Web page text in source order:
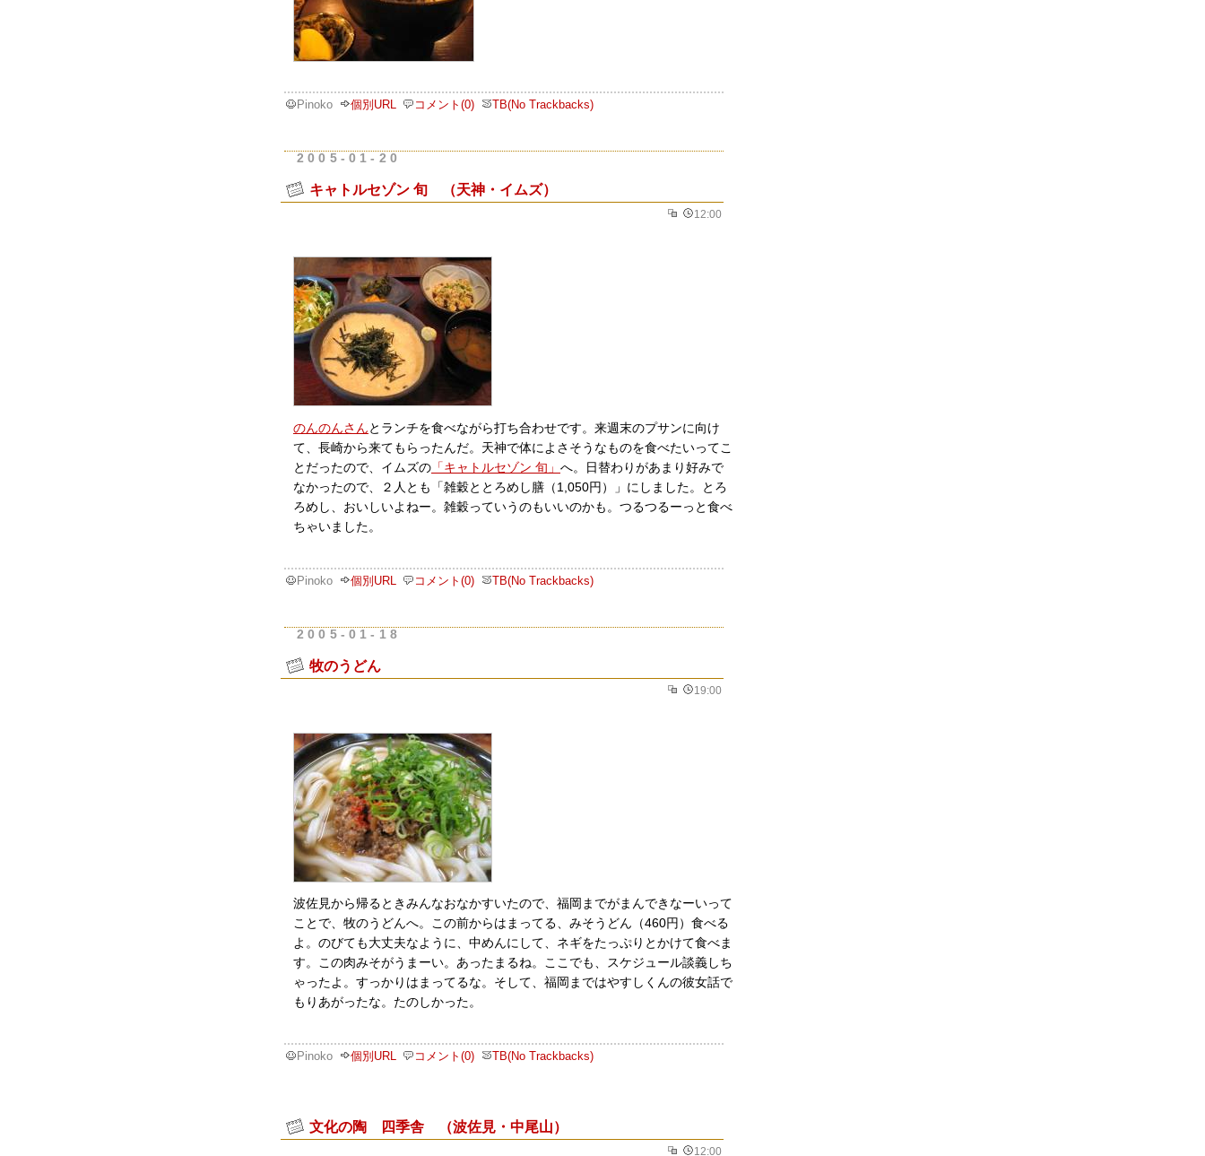
Pinoko 個別URL コメント(0) TB(No Trackbacks)
2005-01-20
キャトルセゾン 旬 （天神・イムズ）
12:00
のんのんさん とランチを食べながら打ち合わせです。来週末のプサンに向け
て、長崎から来てもらったんだ。天神で体によさそうなものを食べたいってこ
とだったので、イムズの 「キャトルセゾン 旬」 へ。日替わりがあまり好みで
なかったので、２人とも「雑穀ととろめし膳（1,050円）」にしました。とろ
ろめし、おいしいよねー。雑穀っていうのもいいのかも。つるつるーっと食べ
ちゃいました。
Pinoko 個別URL コメント(0) TB(No Trackbacks)
2005-01-18
牧のうどん
19:00
波佐見から帰るときみんなおなかすいたので、福岡までがまんできなーいって
ことで、牧のうどんへ。この前からはまってる、みそうどん（460円）食べる
よ。のびても大丈夫なように、中めんにして、ネギをたっぷりとかけて食べま
す。この肉みそがうまーい。あったまるね。ここでも、スケジュール談義しち
ゃったよ。すっかりはまってるな。そして、福岡まではやすしくんの彼女話で
もりあがったな。たのしかった。
Pinoko 個別URL コメント(0) TB(No Trackbacks)
文化の陶 四季舎 （波佐見・中尾山）
12:00